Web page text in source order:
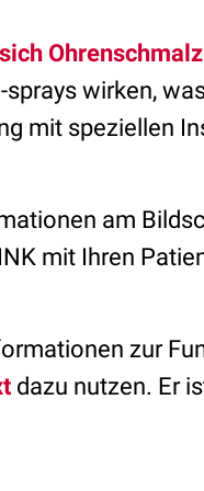
wirken,
mit speziellen
am
mit Ihren
zur
dazu nutzen. Er